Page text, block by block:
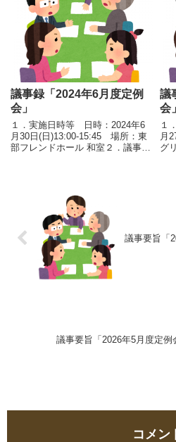
議事録「2024年6月度定例
会」
１．実施日時等 日時：2024年6
月30日(日)13:00-15:45 場所：東
部フレンドホール 和室２．議事
日＋見学会1日） 場所：イ...
議
会」
１
月
グ
議事要旨「
議事要旨「2026年5月度定例
コメン